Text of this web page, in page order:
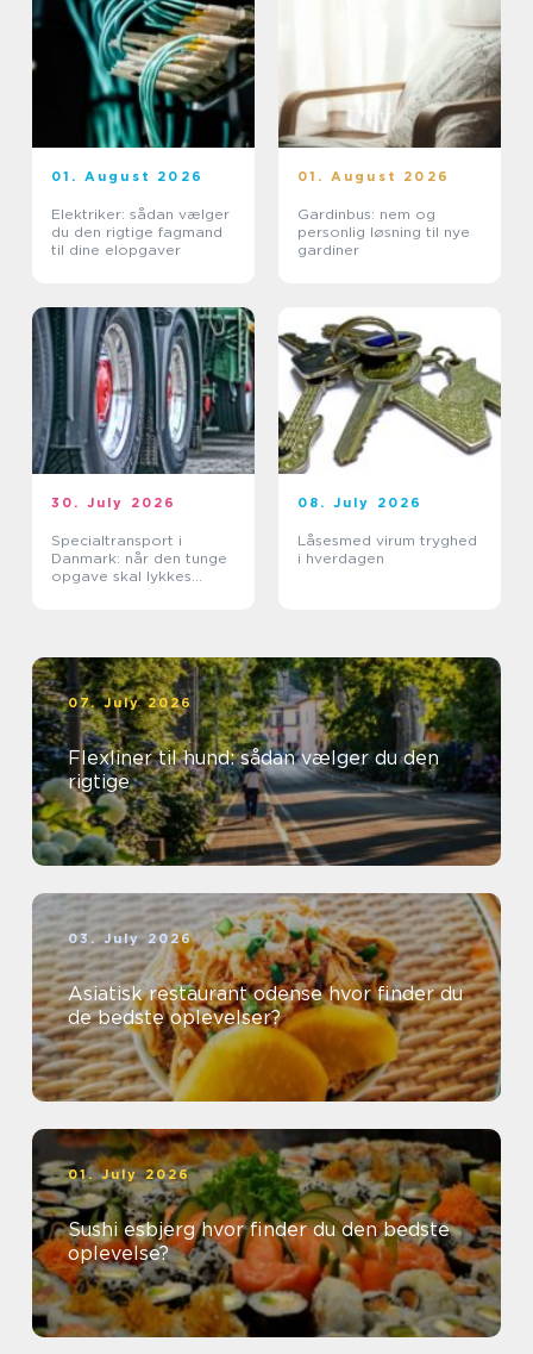
01. August 2026
Elektriker: sådan vælger
du den rigtige fagmand
til dine elopgaver
01. August 2026
Gardinbus: nem og
personlig løsning til nye
gardiner
30. July 2026
Specialtransport i
Danmark: når den tunge
opgave skal lykkes
08. July 2026
Låsesmed virum tryghed
i hverdagen
07. July 2026
Flexliner til hund: sådan vælger du den
rigtige
03. July 2026
Asiatisk restaurant odense hvor finder du
de bedste oplevelser?
01. July 2026
Sushi esbjerg hvor finder du den bedste
oplevelse?